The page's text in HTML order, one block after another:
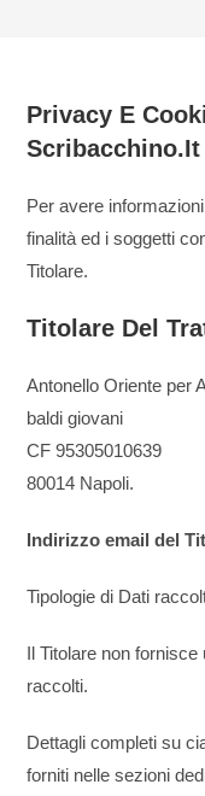
Privacy E
Scribacchino.it
Per avere
finalità ed i soggetti
Titolare.
Titolare Del
Antonello Oriente per
baldi giovani
CF 95305010639
80014 Napoli.
Indirizzo email del
Tipologie di Dati
Il Titolare non
raccolti.
Dettagli completi su
forniti nelle sezioni